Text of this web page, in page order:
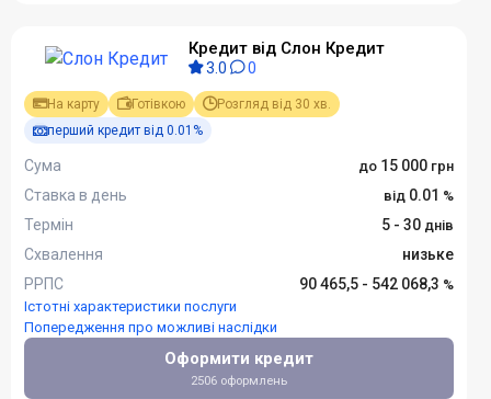
Кредит від Слон Кредит
3.0 0
На карту Готівкою
Розгляд від 30 хв.
перший кредит від 0.01%
Сума
15 000
Ставка в день
0.01
Термін
5 - 30
Схвалення
низьке
РРПС
90 465,5 - 542 068,3
Істотні характеристики послуги
Попередження про можливі наслідки
Оформити кредит
2506 оформлень